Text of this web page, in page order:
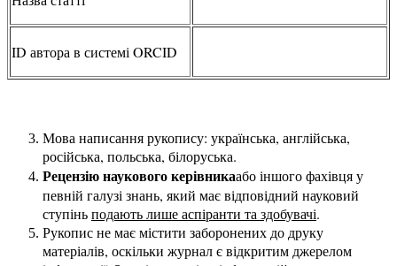
ID автора в системі ORCID
Мова написання рукопису: українська, англійська,
російська, польська, білоруська.
Рецензію наукового керівникаабо іншого фахівця у
певній галузі знань, який має відповідний науковий
ступіньподають лише аспіранти та здобувачі.
Рукопис не має містити заборонених до друку
матеріалів, оскільки журнал є відкритим джерелом